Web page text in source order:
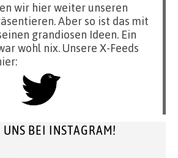
wir hier weiter unseren
Aber so ist das mit
grandiosen Ideen. Ein
wohl nix. Unsere X-Feeds
UNS BEI INSTAGRAM!